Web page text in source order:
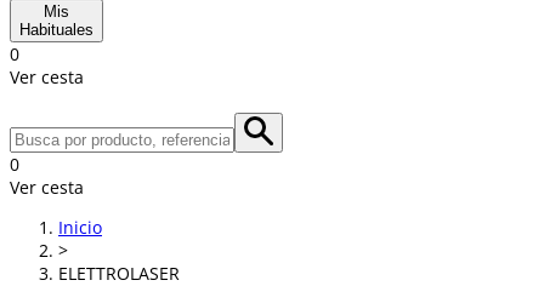
Mis
Habituales
0
Ver cesta
0
Ver cesta
Inicio
>
ELETTROLASER